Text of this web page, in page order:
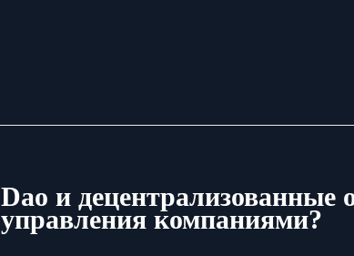
Dao и децентрализованные
управления компаниями?